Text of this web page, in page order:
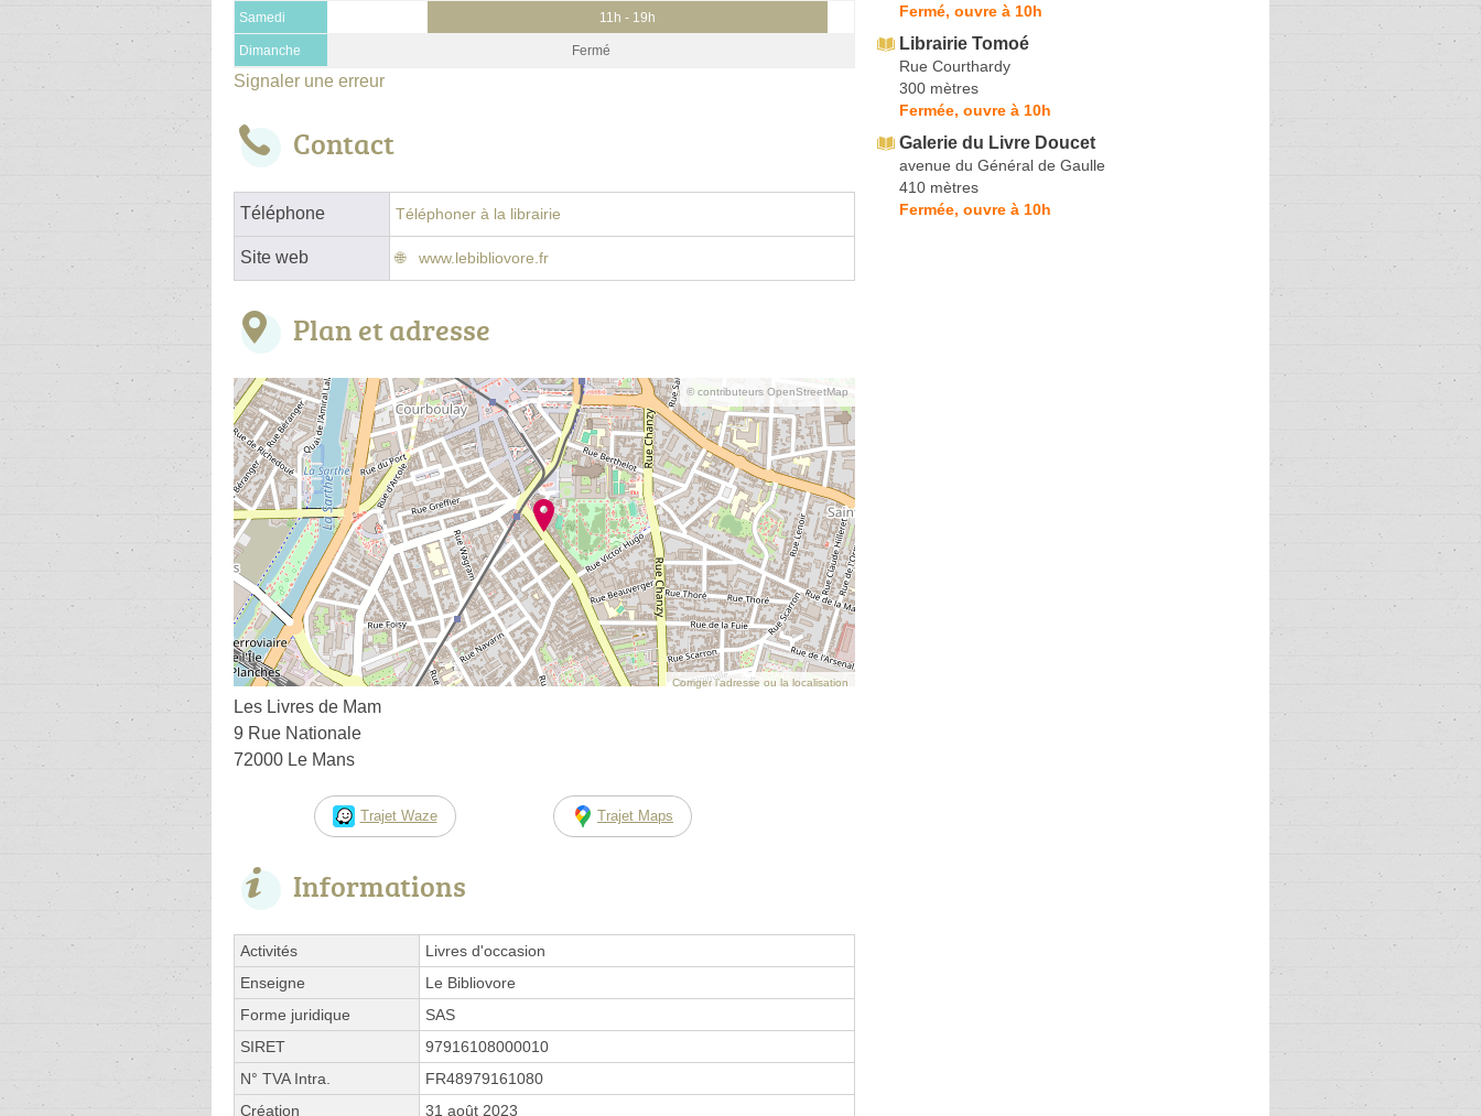
Samedi 11h - 19h
Dimanche Fermé
Signaler une erreur
Contact
Téléphone Téléphoner à la librairie
Site web www.lebibliovore.fr
Plan et adresse
© contributeurs OpenStreetMap
Corriger l’adresse ou la localisation
Les Livres de Mam
9 Rue Nationale
72000 Le Mans
Trajet Waze Trajet Maps
Informations
Activités
Livres d'occasion
Enseigne
Le Bibliovore
Forme juridique
SAS
SIRET
97916108000010
N° TVA Intra.
FR48979161080
Création
31 août 2023
Fermé, ouvre à 10h
Librairie Tomoé
Rue Courthardy
300 mètres
Fermée, ouvre à 10h
Galerie du Livre Doucet
avenue du Général de Gaulle
410 mètres
Fermée, ouvre à 10h